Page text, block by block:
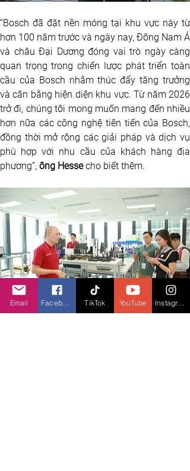
“Bosch đã đặt nền móng tại khu vực này từ
hơn 100 năm trước và ngày nay, Đông Nam Á
và châu Đại Dương đóng vai trò ngày càng
quan trọng trong chiến lược phát triển toàn
cầu của Bosch nhằm thúc đẩy tăng trưởng
và cân bằng hiện diện khu vực. Từ năm 2026
trở đi, chúng tôi mong muốn mang đến nhiều
hơn nữa các công nghệ tiên tiến của Bosch,
đồng thời mở rộng các giải pháp và dịch vụ
phù hợp với nhu cầu của khách hàng địa
phương”, ông Hesse cho biết thêm.
Email TikTok YouTube